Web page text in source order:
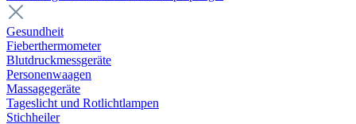
Gesundheit
Fieberthermometer
Blutdruckmessgeräte
Personenwaagen
Massagegeräte
Tageslicht und Rotlichtlampen
Stichheiler